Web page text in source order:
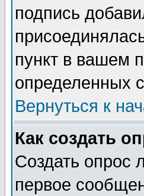
подпись
пункт в вашем
определенных
Вернуться к
Как создать
Создать опрос
первое